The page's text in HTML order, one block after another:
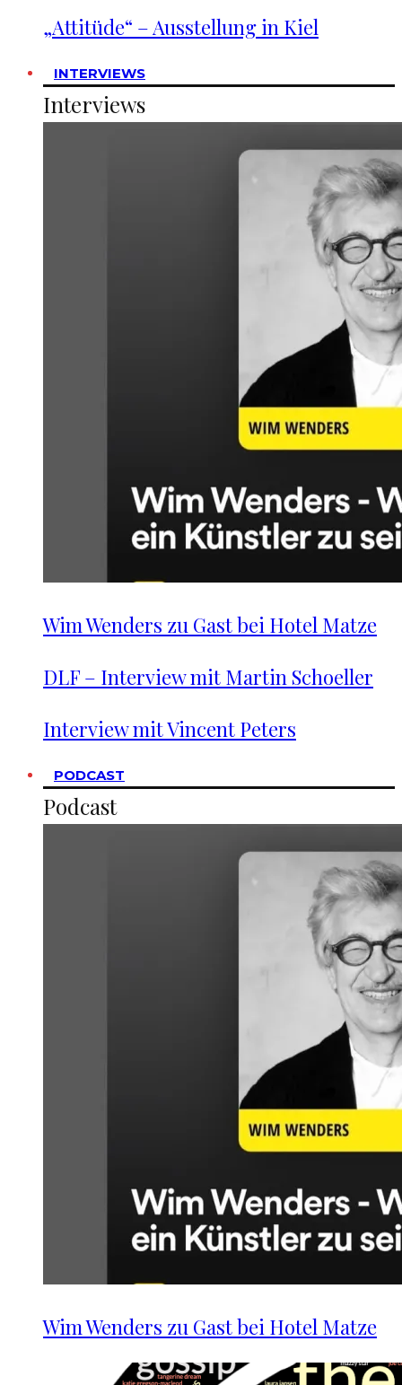
„Attitüde“ – Ausstellung in Kiel
INTERVIEWS
Interviews
Wim Wenders zu Gast bei Hotel Matze
DLF – Interview mit Martin Schoeller
Interview mit Vincent Peters
PODCAST
Podcast
Wim Wenders zu Gast bei Hotel Matze